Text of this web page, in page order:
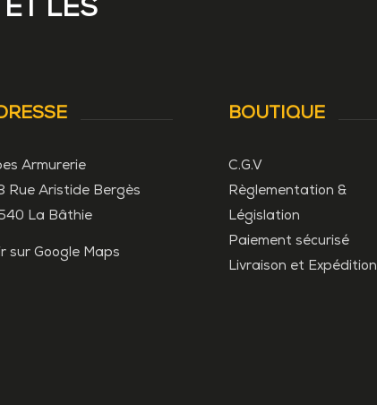
LES
Armurerie
Rue Aristide Bergès
La Bâthie
sur Google Maps
BOUTIQUE
C.G.V
Règlementation &
Législation
Paiement sécurisé
Livraison et Expédition